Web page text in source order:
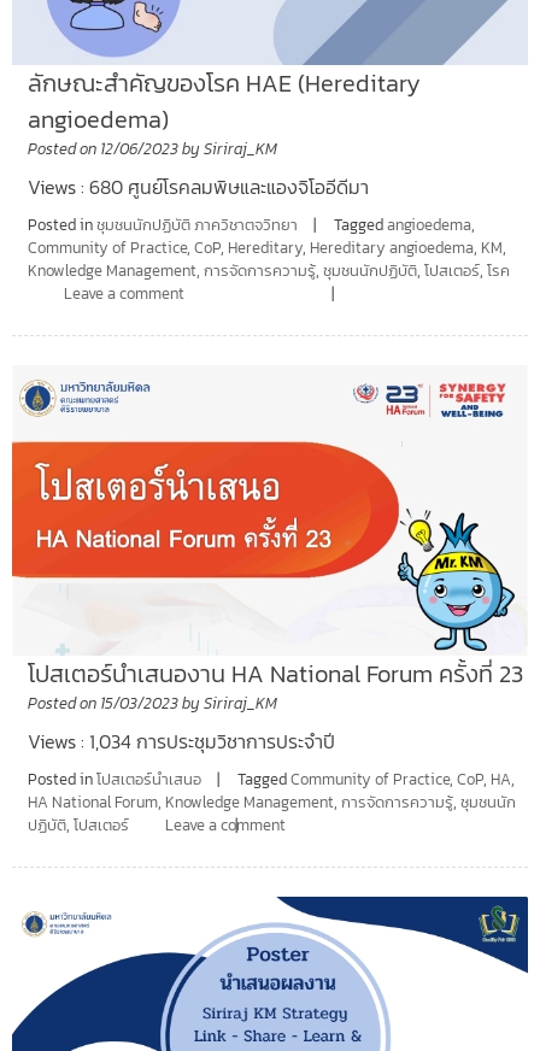
ลักษณะสำคัญของโรค HAE (Hereditary
angioedema)
Posted on 12/06/2023by Siriraj_KM
Views : 680 ศูนย์โรคลมพิษและแองจิโออีดีมา
Posted inชุมชนนักปฏิบัติ ภาควิชาตจวิทยา Taggedangioedema,
Community of Practice, CoP, Hereditary, Hereditary angioedema, KM,
Knowledge Management, การจัดการความรู้, ชุมชนนักปฏิบัติ, โปสเตอร์, โรค
Leave a comment
โปสเตอร์นำเสนองาน HA National Forum ครั้งที่ 23
Posted on 15/03/2023by Siriraj_KM
Views : 1,034 การประชุมวิชาการประจำปี
Posted inโปสเตอร์นำเสนอ TaggedCommunity of Practice, CoP, HA,
HA National Forum, Knowledge Management, การจัดการความรู้, ชุมชนนัก
ปฏิบัติ, โปสเตอร์ Leave a comment